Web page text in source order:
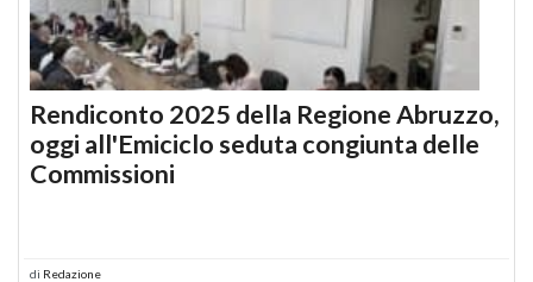
Rendiconto 2025 della Regione Abruzzo,
oggi all'Emiciclo seduta congiunta delle
Commissioni
di Redazione